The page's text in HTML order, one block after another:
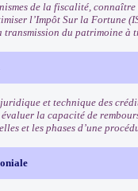
de la fiscalité,
l’Impôt Sur la Fortune
du patrimoine à
et technique des
la capacité de
et les phases d’une